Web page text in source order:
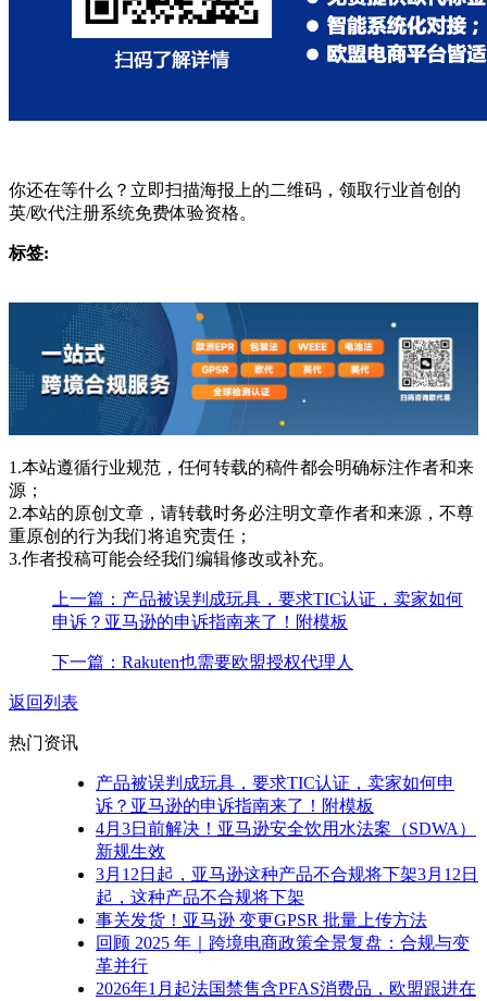
你还在等什么？立即扫描海报上的二维码，领取行业首创的
英/欧代注册系统免费体验资格。
标签:
1.本站遵循行业规范，任何转载的稿件都会明确标注作者和来
源；
2.本站的原创文章，请转载时务必注明文章作者和来源，不尊
重原创的行为我们将追究责任；
3.作者投稿可能会经我们编辑修改或补充。
上一篇：产品被误判成玩具，要求TIC认证，卖家如何
申诉？亚马逊的申诉指南来了！附模板
下一篇：Rakuten也需要欧盟授权代理人
返回列表
热门资讯
产品被误判成玩具，要求TIC认证，卖家如何申
诉？亚马逊的申诉指南来了！附模板
4月3日前解决！亚马逊安全饮用水法案（SDWA）
新规生效
3月12日起，亚马逊这种产品不合规将下架3月12日
起，这种产品不合规将下架
事关发货！亚马逊 变更GPSR 批量上传方法
回顾 2025 年｜跨境电商政策全景复盘：合规与变
革并行
2026年1月起法国禁售含PFAS消费品，欧盟跟进在